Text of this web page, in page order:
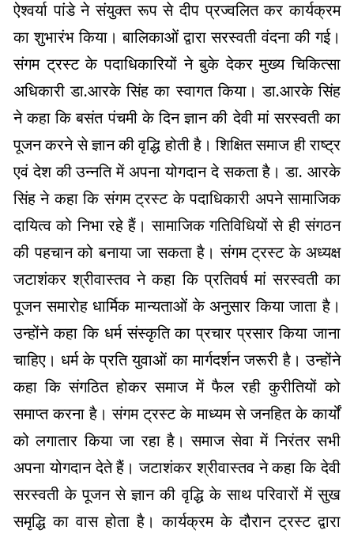
ऐश्वर्या पांडे ने संयुक्त रूप से दीप प्रज्वलित कर कार्यक्रम
का शुभारंभ किया। बालिकाओं द्वारा सरस्वती वंदना की गई।
संगम ट्रस्ट के पदाधिकारियों ने बुके देकर मुख्य चिकित्सा
अधिकारी डा.आरके सिंह का स्वागत किया। डा.आरके सिंह
ने कहा कि बसंत पंचमी के दिन ज्ञान की देवी मां सरस्वती का
पूजन करने से ज्ञान की वृद्धि होती है। शिक्षित समाज ही राष्ट्र
एवं देश की उन्नति में अपना योगदान दे सकता है। डा. आरके
सिंह ने कहा कि संगम ट्रस्ट के पदाधिकारी अपने सामाजिक
दायित्व को निभा रहे हैं। सामाजिक गतिविधियों से ही संगठन
की पहचान को बनाया जा सकता है। संगम ट्रस्ट के अध्यक्ष
जटाशंकर श्रीवास्तव ने कहा कि प्रतिवर्ष मां सरस्वती का
पूजन समारोह धार्मिक मान्यताओं के अनुसार किया जाता है।
उन्होंने कहा कि धर्म संस्कृति का प्रचार प्रसार किया जाना
चाहिए। धर्म के प्रति युवाओं का मार्गदर्शन जरूरी है। उन्होंने
कहा कि संगठित होकर समाज में फैल रही कुरीतियों को
समाप्त करना है। संगम ट्रस्ट के माध्यम से जनहित के कार्यों
को लगातार किया जा रहा है। समाज सेवा में निरंतर सभी
अपना योगदान देते हैं। जटाशंकर श्रीवास्तव ने कहा कि देवी
सरस्वती के पूजन से ज्ञान की वृद्धि के साथ परिवारों में सुख
समृद्धि का वास होता है। कार्यक्रम के दौरान ट्रस्ट द्वारा